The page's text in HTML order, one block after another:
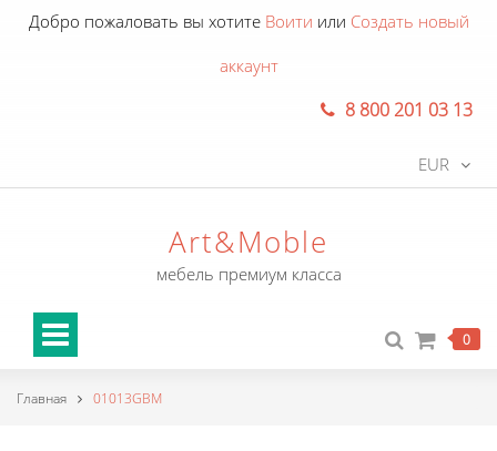
Добро пожаловать вы хотите Воити или Создать новый
аккаунт
8 800 201 03 13
EUR
Art&Moble
мебель премиум класса
0
Главная 01013GBM